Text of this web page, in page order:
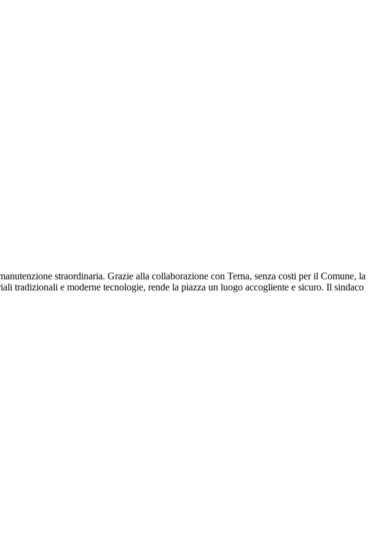
straordinaria. Grazie alla collaborazione con Terna, senza costi per il Comune, la
tradizionali e moderne tecnologie, rende la piazza un luogo accogliente e sicuro. Il sindaco